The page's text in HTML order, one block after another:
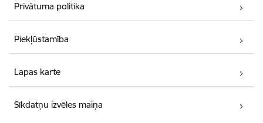
Privātuma politika
Piekļūstamība
Lapas karte
Sīkdatņu izvēles maiņa